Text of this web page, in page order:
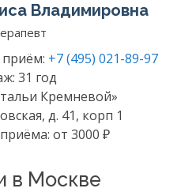
Владимировна
+7 (495) 021-89-97
31 год
Кремневой»
д. 41, корп 1
от 3000 ₽
в Москве